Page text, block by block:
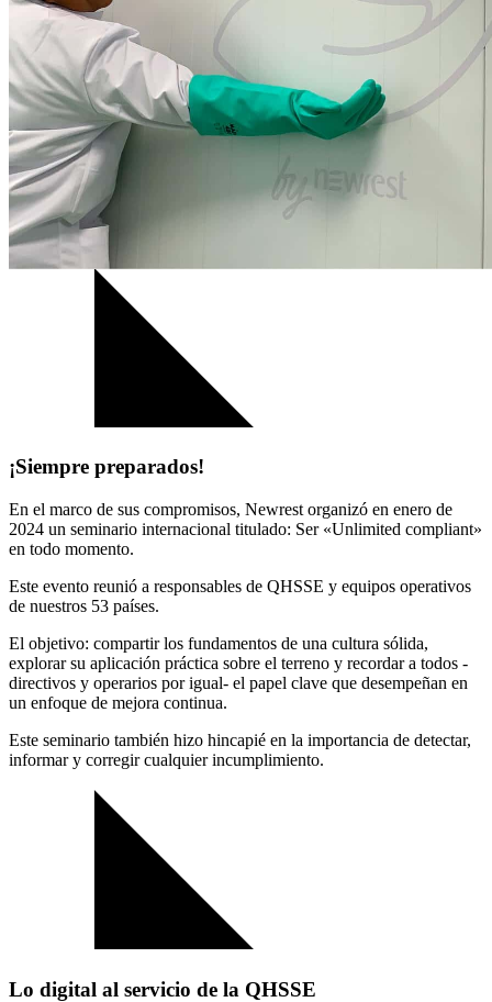
¡Siempre preparados!
En el marco de sus compromisos, Newrest organizó en enero de
2024 un seminario internacional titulado: Ser «Unlimited compliant»
en todo momento.
Este evento reunió a responsables de QHSSE y equipos operativos
de nuestros 53 países.
El objetivo: compartir los fundamentos de una cultura sólida,
explorar su aplicación práctica sobre el terreno y recordar a todos -
directivos y operarios por igual- el papel clave que desempeñan en
un enfoque de mejora continua.
Este seminario también hizo hincapié en la importancia de detectar,
informar y corregir cualquier incumplimiento.
Lo digital al servicio de la QHSSE